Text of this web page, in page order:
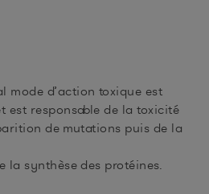
mode d’action toxique est
est responsable de la toxicité
de mutations puis de la
la synthèse des protéines.